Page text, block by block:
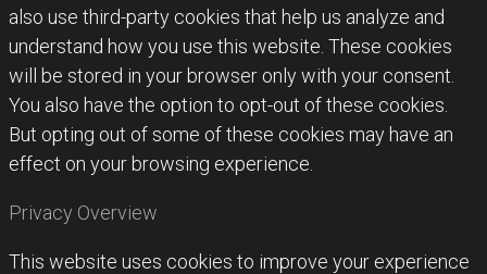
also use third-party cookies that help us analyze and
understand how you use this website. These cookies
will be stored in your browser only with your consent.
You also have the option to opt-out of these cookies.
But opting out of some of these cookies may have an
effect on your browsing experience.
Privacy Overview
This website uses cookies to improve your experience